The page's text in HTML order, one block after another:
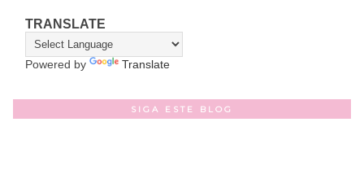
TRANSLATE
Powered by Translate
SIGA ESTE BLOG